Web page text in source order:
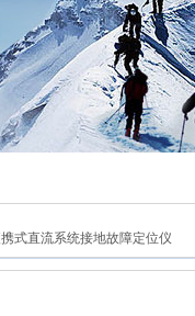
式直流系统接地故障定位仪